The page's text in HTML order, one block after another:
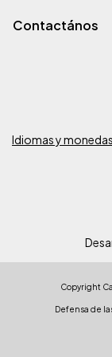
Contactános
Idiomas y monedas
Copyright
Defensa de